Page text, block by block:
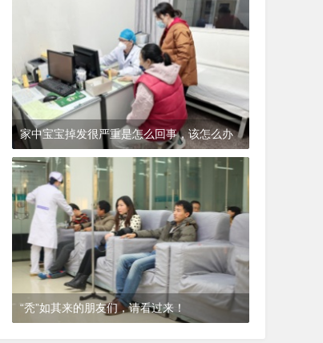
家中宝宝掉发很严重是怎么回事，该怎么办
1年前(2024-12-06) 皮肤科
“秃”如其来的朋友们，请看过来！